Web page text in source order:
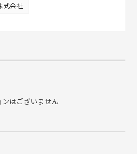
式会社
はございません